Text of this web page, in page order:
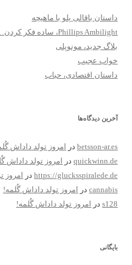
داستان باقالی پلو با ماهیچه
Phillips Ambilight، ساده فکر کردن…
بلاگ جدید، مونوپلی
خواب عجیب
داستان اقتصادی، حباب
آخرین دیدگاه‌ها
betsson-ar.es در
امروز تولد داداش
quickwinn.de در
امروز تولد داداش
https://glucksspiralede.de در
امروز
cannabis در
امروز تولد داداش گُلمه!
s128 در امروز تولد داداش گُلمه!
بایگانی